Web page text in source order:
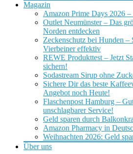
Magazin
Amazon Prime Days 2026
Outlet Neumünster – Das
Norden entdecken
Zeckenschutz bei Hunden –
Vierbeiner effektiv
REWE Produkttest – Jetzt
sichern!
Sodastream Sirup ohne
Sichere Dir das beste
Angebot noch Heute!
Flaschenpost Hamburg –
unschlagbarer Service!
Geld sparen durch
Amazon Pharmacy in
Weihnachten 2026: Geld
Über uns